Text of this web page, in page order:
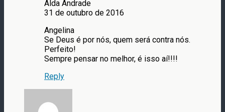
Alda Andrade
31 de outubro de 2016
Angelina
Se Deus é por nós, quem será contra nós.
Perfeito!
Sempre pensar no melhor, é isso aí!!!!
Reply